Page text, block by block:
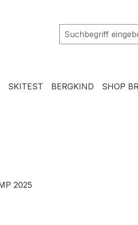
SKITEST BERGKIND SHOP